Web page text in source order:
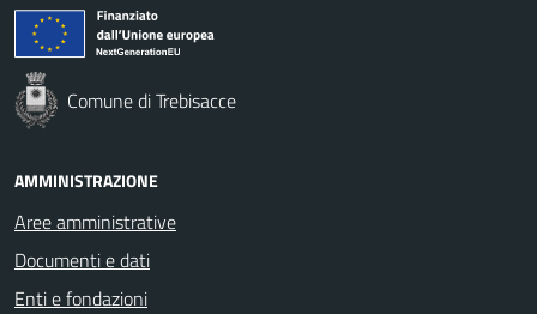
Comune di Trebisacce
AMMINISTRAZIONE
Aree amministrative
Documenti e dati
Enti e fondazioni